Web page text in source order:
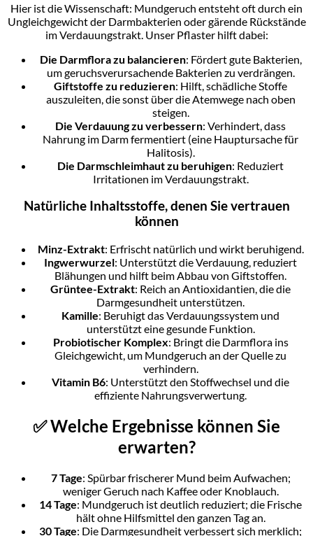
Hier ist die Wissenschaft: Mundgeruch entsteht oft durch ein
Ungleichgewicht der Darmbakterien oder gärende Rückstände
im Verdauungstrakt. Unser Pflaster hilft dabei:
Die Darmflora zu balancieren: Fördert gute Bakterien,
um geruchsverursachende Bakterien zu verdrängen.
Giftstoffe zu reduzieren: Hilft, schädliche Stoffe
auszuleiten, die sonst über die Atemwege nach oben
steigen.
Die Verdauung zu verbessern: Verhindert, dass
Nahrung im Darm fermentiert (eine Hauptursache für
Halitosis).
Die Darmschleimhaut zu beruhigen: Reduziert
Irritationen im Verdauungstrakt.
Natürliche Inhaltsstoffe, denen Sie vertrauen
können
Minz-Extrakt: Erfrischt natürlich und wirkt beruhigend.
Ingwerwurzel: Unterstützt die Verdauung, reduziert
Blähungen und hilft beim Abbau von Giftstoffen.
Grüntee-Extrakt: Reich an Antioxidantien, die die
Darmgesundheit unterstützen.
Kamille: Beruhigt das Verdauungssystem und
unterstützt eine gesunde Funktion.
Probiotischer Komplex: Bringt die Darmflora ins
Gleichgewicht, um Mundgeruch an der Quelle zu
verhindern.
Vitamin B6: Unterstützt den Stoffwechsel und die
effiziente Nahrungsverwertung.
✅ Welche Ergebnisse können Sie
erwarten?
7 Tage: Spürbar frischerer Mund beim Aufwachen;
weniger Geruch nach Kaffee oder Knoblauch.
14 Tage: Mundgeruch ist deutlich reduziert; die Frische
hält ohne Hilfsmittel den ganzen Tag an.
30 Tage: Die Darmgesundheit verbessert sich merklich;